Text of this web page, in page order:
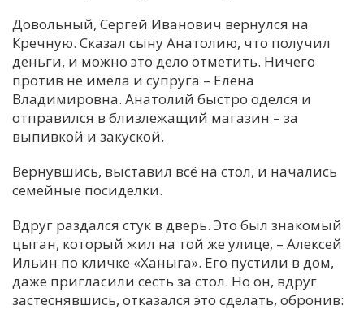
Довольный, Сергей Иванович вернулся на
Кречную. Сказал сыну Анатолию, что получил
деньги, и можно это дело отметить. Ничего
против не имела и супруга – Елена
Владимировна. Анатолий быстро оделся и
отправился в близлежащий магазин – за
выпивкой и закуской.
Вернувшись, выставил всё на стол, и начались
семейные посиделки.
Вдруг раздался стук в дверь. Это был знакомый
цыган, который жил на той же улице, – Алексей
Ильин по кличке «Ханыга». Его пустили в дом,
даже пригласили сесть за стол. Но он, вдруг
застеснявшись, отказался это сделать, обронив: